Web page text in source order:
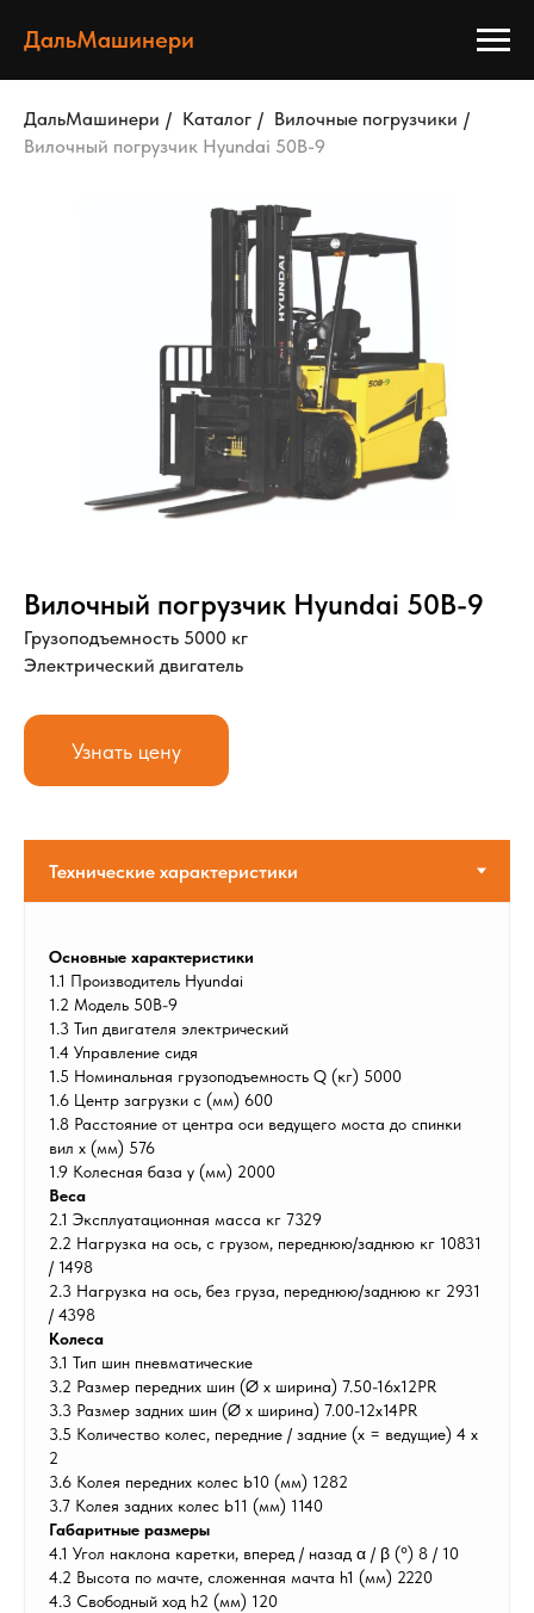
ДальМашинери
ДальМашинери / Каталог / Вилочные погрузчики /
Вилочный погрузчик Hyundai 50B-9
Вилочный погрузчик Hyundai 50B-9
Грузоподъемность 5000 кг
Электрический двигатель
Узнать цену
Основные характеристики
1.1 Производитель Hyundai
1.2 Модель 50B-9
1.3 Тип двигателя электрический
1.4 Управление сидя
1.5 Номинальная грузоподъемность Q (кг) 5000
1.6 Центр загрузки c (мм) 600
1.8 Расстояние от центра оси ведущего моста до спинки
вил x (мм) 576
1.9 Колесная база y (мм) 2000
Веса
2.1 Эксплуатационная масса кг 7329
2.2 Нагрузка на ось, с грузом, переднюю/заднюю кг 10831
/ 1498
2.3 Нагрузка на ось, без груза, переднюю/заднюю кг 2931
/ 4398
Колеса
3.1 Тип шин пневматические
3.2 Размер передних шин (Ø x ширина) 7.50-16x12PR
3.3 Размер задних шин (Ø x ширина) 7.00-12x14PR
3.5 Количество колес, передние / задние (x = ведущие) 4 x
2
3.6 Колея передних колес b10 (мм) 1282
3.7 Колея задних колес b11 (мм) 1140
Габаритные размеры
4.1 Угол наклона каретки, вперед / назад α / β (°) 8 / 10
4.2 Высота по мачте, сложенная мачта h1 (мм) 2220
4.3 Свободный ход h2 (мм) 120